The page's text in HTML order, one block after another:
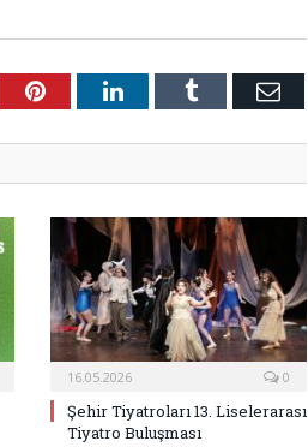
PinterestLinkedInTumblr E-
16.05.2026 0
Şehir Tiyatroları 13. Liselerarası
Tiyatro Buluşması